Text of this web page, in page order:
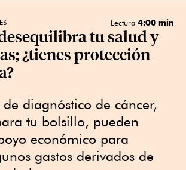
Lectura 4:00 min
tu salud y
¿tienes protección
de diagnóstico de cáncer,
tu bolsillo, pueden
económico para
gastos derivados de